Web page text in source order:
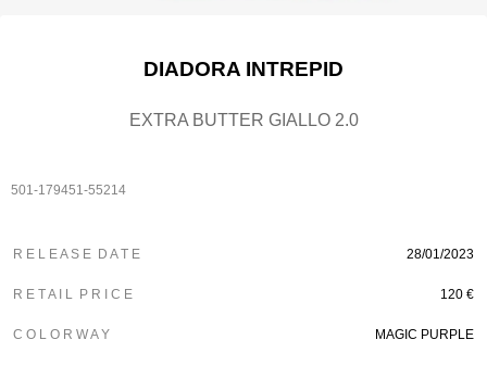
DIADORA INTREPID
EXTRA BUTTER GIALLO 2.0
501-179451-55214
R E L E A S E D A T E 28/01/2023
R E T A I L P R I C E 120 €
C O L O R W A Y MAGIC PURPLE